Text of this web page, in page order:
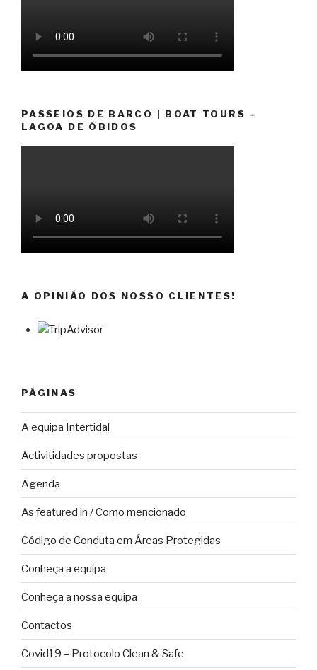
PASSEIOS DE BARCO | BOAT TOURS –
LAGOA DE ÓBIDOS
A OPINIÃO DOS NOSSO CLIENTES!
PÁGINAS
A equipa Intertidal
Activitidades propostas
Agenda
As featured in / Como mencionado
Código de Conduta em Áreas Protegidas
Conheça a equipa
Conheça a nossa equipa
Contactos
Covid19 – Protocolo Clean & Safe